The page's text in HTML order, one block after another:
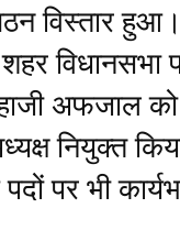
विस्तार
विधानसभा
अफजाल
नियुक्त
पर भी